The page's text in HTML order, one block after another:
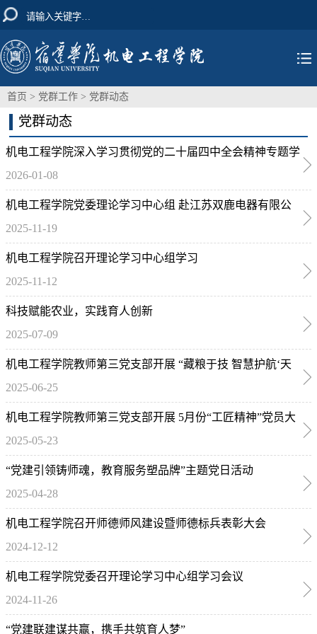
首页 > 党群工作 > 党群动态
党群动态
机电工程学院深入学习贯彻党的二十届四中全会精神专题学
习会议顺利召开
2026-01-08
机电工程学院党委理论学习中心组 赴江苏双鹿电器有限公
司开展现场研学
2025-11-19
机电工程学院召开理论学习中心组学习
2025-11-12
科技赋能农业，实践育人创新
2025-07-09
机电工程学院教师第三党支部开展 “藏粮于技 智慧护航‘天
府粮仓’”党员大会
2025-06-25
机电工程学院教师第三党支部开展 5月份“工匠精神”党员大
会
2025-05-23
“党建引领铸师魂，教育服务塑品牌”主题党日活动
2025-04-28
机电工程学院召开师德师风建设暨师德标兵表彰大会
2024-12-12
机电工程学院党委召开理论学习中心组学习会议
2024-11-26
“党建联建谋共赢，携手共筑育人梦”